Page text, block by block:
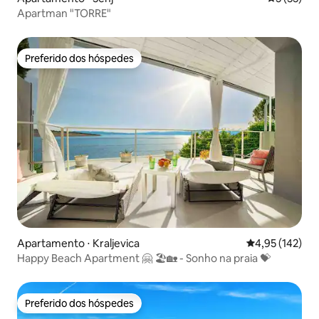
Apartman "TORRE"
Preferido dos hóspedes
Preferido dos hóspedes
Apartamento ⋅ Kraljevica 4,95 de uma
4,95 (142)
Happy Beach Apartment 🤗 🏖🏡 - Sonho na praia 💝
Preferido dos hóspedes
Preferido dos hóspedes